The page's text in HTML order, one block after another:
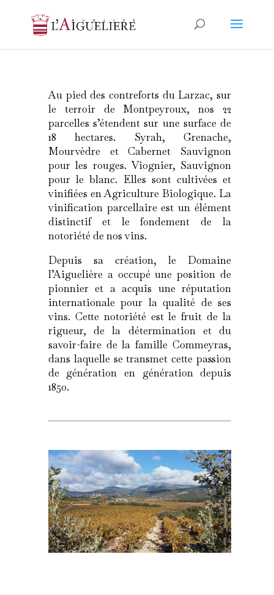
Au pied des contreforts du Larzac, sur
le terroir de Montpeyroux, nos 22
parcelles s’étendent sur une surface de
18 hectares. Syrah, Grenache,
Mourvèdre et Cabernet Sauvignon
pour les rouges. Viognier, Sauvignon
pour le blanc. Elles sont cultivées et
vinifiées en Agriculture Biologique. La
vinification parcellaire est un élément
distinctif et le fondement de la
notoriété de nos vins.
Depuis sa création, le Domaine
l’Aiguelière a occupé une position de
pionnier et a acquis une réputation
internationale pour la qualité de ses
vins. Cette notoriété est le fruit de la
rigueur, de la détermination et du
savoir-faire de la famille Commeyras,
dans laquelle se transmet cette passion
de génération en génération depuis
1850.